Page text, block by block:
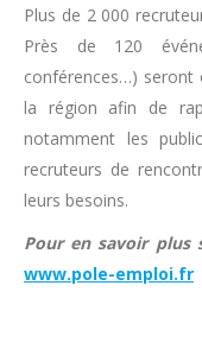
Plus de 2 000
Près de 120
conférences…) seront
la région afin de
notamment les
recruteurs de
leurs besoins.
Pour en savoir plus
www.pole-emploi.fr